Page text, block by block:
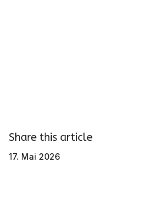
Share this article
17. Mai 2026